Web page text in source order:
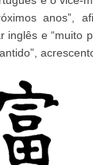
anos”,
inglês e “muito